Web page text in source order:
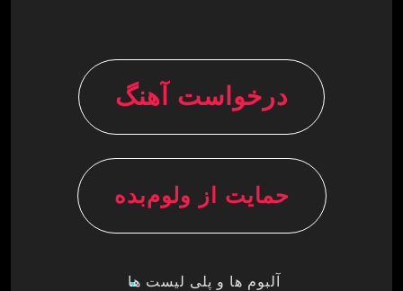
درخواست آهنگ
حمایت از ولوم‌بده
آلبوم ها و پلی لیست ها